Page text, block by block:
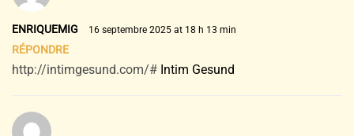
ENRIQUEMIG 16 septembre 2025 at 18 h 13 min
RÉPONDRE
http://intimgesund.com/# Intim Gesund